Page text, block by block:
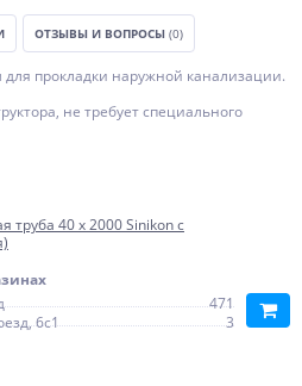
ОТЗЫВЫ И ВОПРОСЫ (0)
прокладки наружной канализации.
не требует специального
труба 40 х 2000 Sinikon с
471
6с1
3